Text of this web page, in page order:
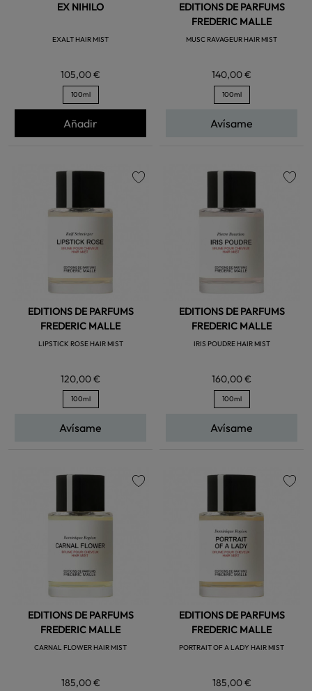
EX NIHILO
EXALT HAIR MIST
105,00 €
100ml
Añadir
EDITIONS DE PARFUMS
FREDERIC MALLE
MUSC RAVAGEUR HAIR MIST
140,00 €
100ml
Avísame
EDITIONS DE PARFUMS
FREDERIC MALLE
LIPSTICK ROSE HAIR MIST
120,00 €
100ml
Avísame
EDITIONS DE PARFUMS
FREDERIC MALLE
IRIS POUDRE HAIR MIST
160,00 €
100ml
Avísame
EDITIONS DE PARFUMS
FREDERIC MALLE
CARNAL FLOWER HAIR MIST
185,00 €
EDITIONS DE PARFUMS
FREDERIC MALLE
PORTRAIT OF A LADY HAIR MIST
185,00 €